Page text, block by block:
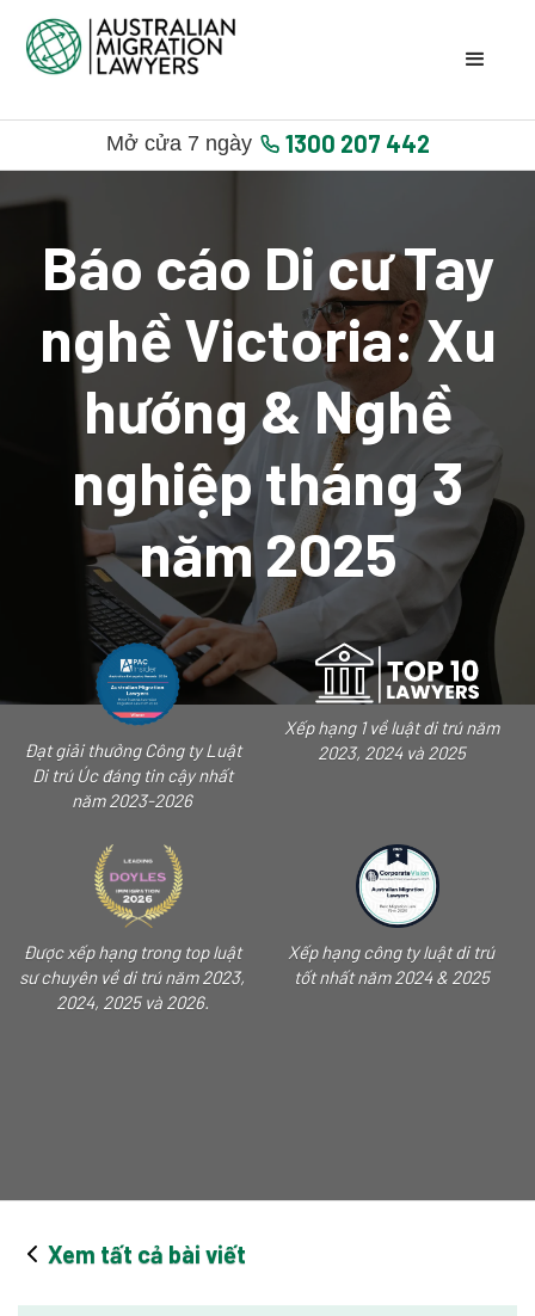
Mở cửa 7 ngày 1300 207 442
Báo cáo Di cư Tay
nghề Victoria: Xu
hướng & Nghề
nghiệp tháng 3
năm 2025
Đạt giải thưởng Công ty Luật
Di trú Úc đáng tin cậy nhất
năm 2023-2026
Xếp hạng 1 về luật di trú năm
2023, 2024 và 2025
Được xếp hạng trong top luật
sư chuyên về di trú năm 2023,
2024, 2025 và 2026.
Xếp hạng công ty luật di trú
tốt nhất năm 2024 & 2025
Xem tất cả bài viết